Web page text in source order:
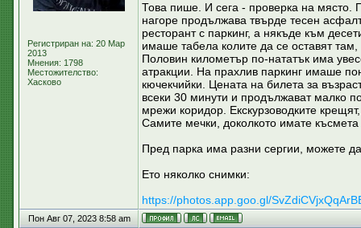
Регистриран на: 20 Мар
2013
Мнения: 1798
Местожителство:
Хасково
Това пише. И сега - проверка на място.
нагоре продължава твърде тесен
ресторант с паркинг, а някъде към
имаше табела колите да се оставят
Половин километър по-нататък има
атракции. На прахлив паркинг имаше
кючекчийки. Цената на билета за
всеки 30 минути и продължават малко
мрежи коридор. Екскурзоводките
Самите мечки, доколкото имате
Пред парка има разни сергии, можете
Ето няколко снимки:
https://photos.app.goo.gl/
Пон Авг 07, 2023 8:58 am